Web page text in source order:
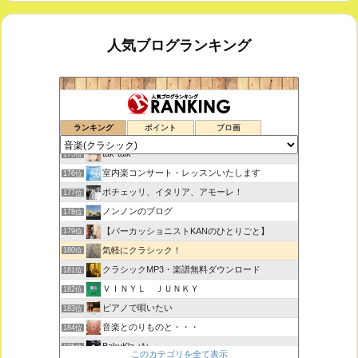
人気ブログランキング
ランキング ポイント ブロ画
鑑賞空間・忘れられない作品
174位 思えば遠くへ来たもんだ
175位 tak-talk
176位 室内楽コンサート・レッスンいたします
177位 ボチェッリ、イタリア、アモーレ！
178位 ノンノンのブログ
179位 【パーカッショニストKANのひとりごと】
180位 気軽にクラシック！
181位 クラシックMP3・楽譜無料ダウンロード
182位 ＶＩＮＹＬ ＪＵＮＫＹ
183位 ピアノで唄いたい
184位 音楽とのりものと・・・
185位
BakuKla +*+
このカテゴリを全て表示